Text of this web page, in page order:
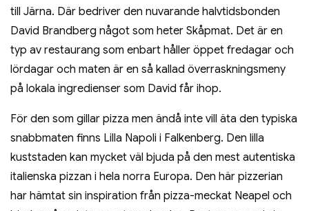
till Järna. Där bedriver den nuvarande halvtidsbonden
David Brandberg något som heter Skåpmat. Det är en
typ av restaurang som enbart håller öppet fredagar och
lördagar och maten är en så kallad överraskningsmeny
på lokala ingredienser som David får ihop.
För den som gillar pizza men ändå inte vill äta den typiska
snabbmaten finns Lilla Napoli i Falkenberg. Den lilla
kuststaden kan mycket väl bjuda på den mest autentiska
italienska pizzan i hela norra Europa. Den här pizzerian
har hämtat sin inspiration från pizza-meckat Neapel och